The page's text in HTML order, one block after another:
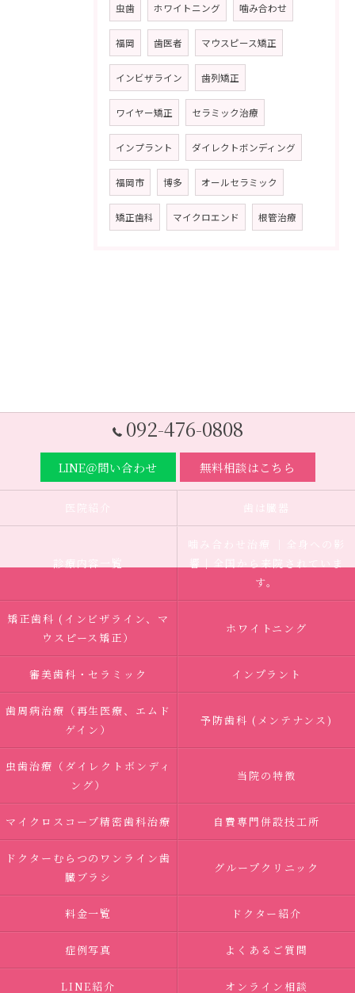
虫歯 ホワイトニング 噛み合わせ
福岡 歯医者 マウスピース矯正
インビザライン 歯列矯正
ワイヤー矯正 セラミック治療
インプラント ダイレクトボンディング
福岡市 博多 オールセラミック
矯正歯科 マイクロエンド 根管治療
092-476-0808
LINE＠問い合わせ 無料相談はこちら
医院紹介 歯は臓器
診療内容一覧
噛み合わせ治療 ｜全身への影
響｜全国から来院されていま
す。
矯正歯科 (インビザライン、マ
ウスピース矯正）
ホワイトニング
審美歯科・セラミック インプラント
歯周病治療（再生医療、エムド
ゲイン）
予防歯科 (メンテナンス)
虫歯治療（ダイレクトボンディ
ング）
当院の特徴
マイクロスコープ精密歯科治療 自費専門併設技工所
ドクターむらつのワンライン歯
臓ブラシ
グループクリニック
料金一覧 ドクター紹介
症例写真 よくあるご質問
LINE紹介 オンライン相談